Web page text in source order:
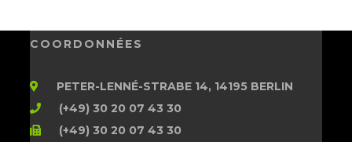
COORDONNÉES
PETER-LENNÉ-STRABE 14, 14195 BERLIN
(+49) 30 20 07 43 30
(+49) 30 20 07 43 30